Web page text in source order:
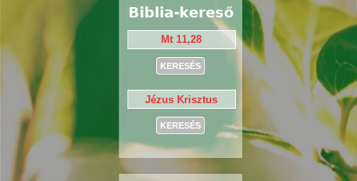
Biblia-kereső